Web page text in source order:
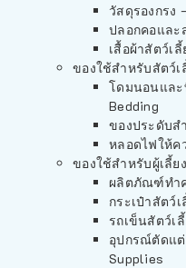
วัสดุรองกรง
ปลอกคอและ
เสื้อผ้าสัตว์เ
ของใช้สำหรับสัตว์เ
โดมนอนและ
Bedding
ของประดับส
หลอดไฟให้ค
ของใช้สำหรับผู้เลี้ย
ผลิตภัณฑ์ทำ
กระเป๋าสัตว์
รถเข็นสัตว์เ
อุปกรณ์ตัดแต่
Supplies